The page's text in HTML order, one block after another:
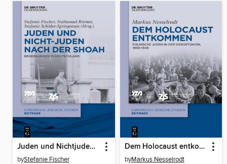
Juden und Nichtjuden nach der Shoah
byStefanie Fischer
Dem Holocaust entkommen
byMarkus Nesselrodt